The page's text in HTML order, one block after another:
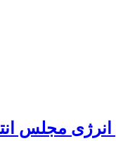
انرژی مجلس